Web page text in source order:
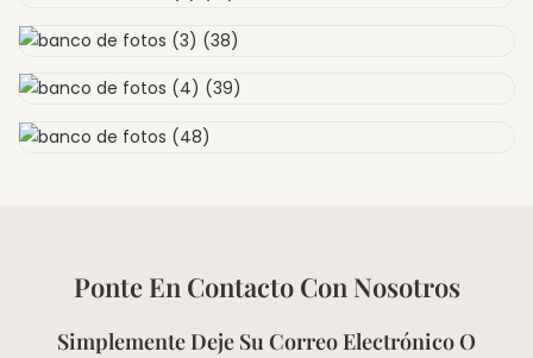
Ponte En Contacto Con Nosotros
Simplemente Deje Su Correo Electrónico O